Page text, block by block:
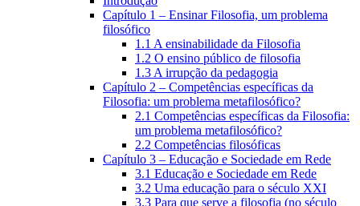
Capítulo 1 – Ensinar Filosofia, um problema
filosófico
1.1 A ensinabilidade da Filosofia
1.2 O ensino público de filosofia
1.3 A irrupção da pedagogia
Capítulo 2 – Competências específicas da
Filosofia: um problema metafilosófico?
2.1 Competências específicas da Filosofia:
um problema metafilosófico?
2.2 Competências filosóficas
Capítulo 3 – Educação e Sociedade em Rede
3.1 Educação e Sociedade em Rede
3.2 Uma educação para o século XXI
3.3 Para que serve a filosofia (no século